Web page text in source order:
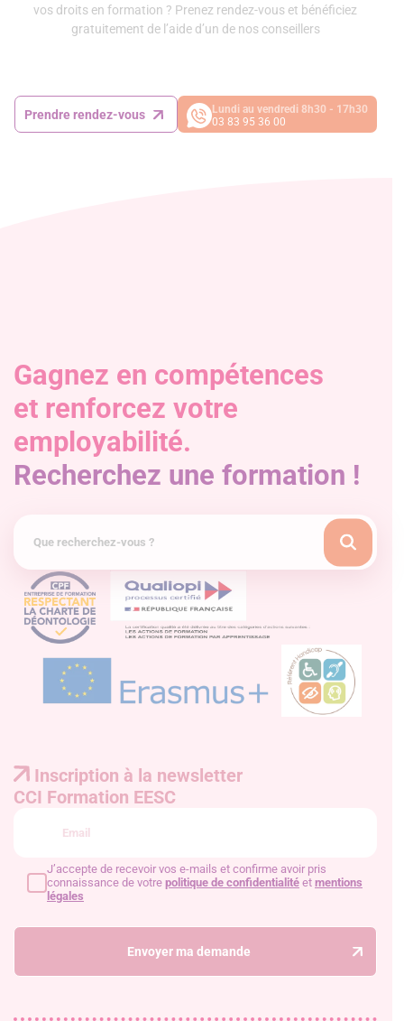
vos droits en formation ? Prenez rendez-vous et bénéficiez
gratuitement de l’aide d’un de nos conseillers
Prendre rendez-vous
Lundi au vendredi 8h30 - 17h30
03 83 95 36 00
Gagnez en compétences
et renforcez votre
employabilité.
Recherchez une formation !
Inscription à la newsletter
CCI Formation EESC
Envoyer ma demande
J’accepte de recevoir vos e-mails et confirme avoir pris
connaissance de votre politique de confidentialité et mentions
légales